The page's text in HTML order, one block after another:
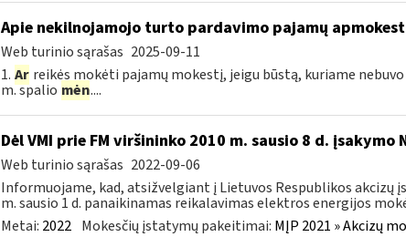
Apie nekilnojamojo turto pardavimo pajamų
Web turinio sąrašas 2025-09-11
1. Ar reikės mokėti pajamų mokestį, jeigu būstą, kuriame
m. spalio mėn....
Dėl VMI prie FM viršininko 2010 m. sausio 8 d. įsakymo
Web turinio sąrašas 2022-09-06
Informuojame, kad, atsižvelgiant į Lietuvos Respublikos akcizų
m. sausio 1 d. panaikinamas reikalavimas elektros energijos
Metai: 2022 Mokesčių įstatymų pakeitimai: MĮP 2021 » Akcizų